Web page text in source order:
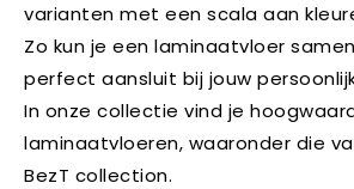
varianten met een scala aan
Zo kun je een laminaatvloer
perfect aansluit bij jouw
In onze collectie vind je
laminaatvloeren, waaronder die
BezT collection.